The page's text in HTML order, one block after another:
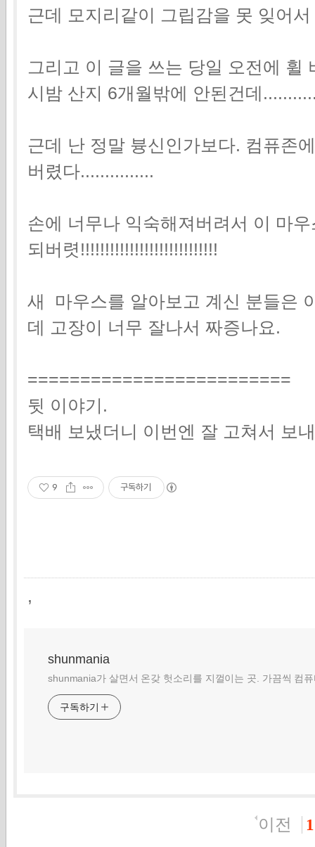
근데 모지리같이 그립감을 못 잊어
그리고 이 글을 쓰는 당일 오전에 휠
시밤 산지 6개월밖에 안된건데
근데 난 정말 븅신인가보다. 컴퓨존
버렸다...............
손에 너무나 익숙해져버려서 이 마
되버렷!!!!!!!!!!!!!!!!!!!!!!!!!!!!
새 마우스를 알아보고 계신 분들은
데 고장이 너무 잘나서 짜증나요.
=========================
뒷 이야기.
택배 보냈더니 이번엔 잘 고쳐서 보
9 구독하기
,
shunmania
shunmania가 살면서 온갖 헛소리를 지껄이는 곳. 가끔씩 컴
구독하기
이전 1